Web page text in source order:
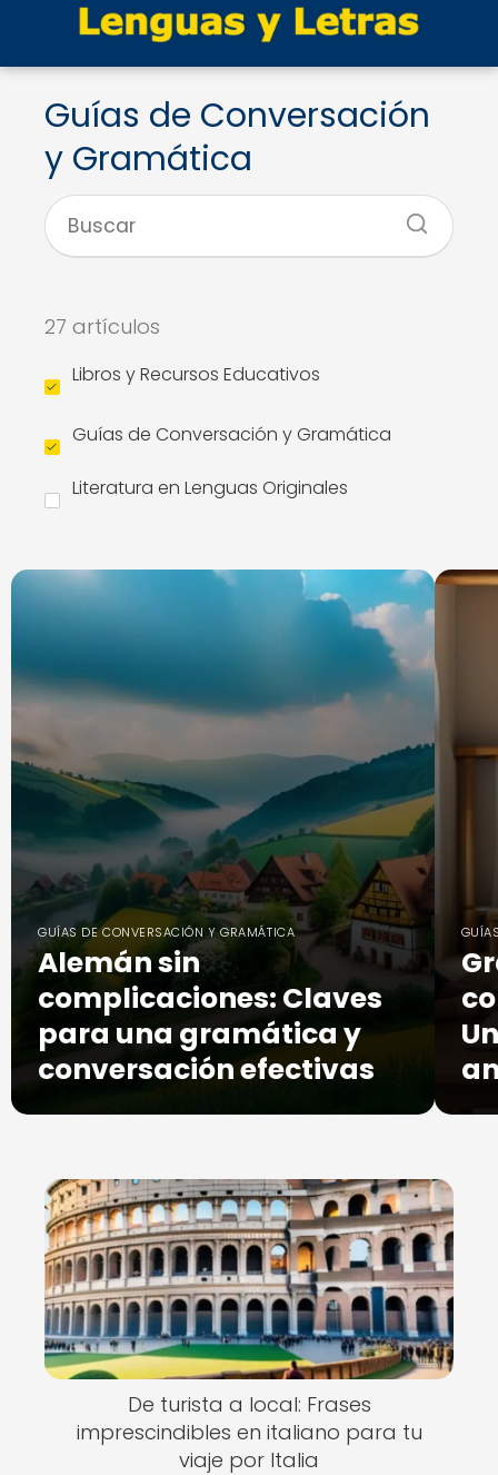
Guías de Conversación
y Gramática
27 artículos
Libros y Recursos Educativos
Guías de Conversación y Gramática
Literatura en Lenguas Originales
GUÍAS DE CONVERSACIÓN Y GRAMÁTICA
Alemán sin
complicaciones: Claves
para una gramática y
conversación efectivas
De turista a local: Frases
imprescindibles en italiano para tu
viaje por Italia